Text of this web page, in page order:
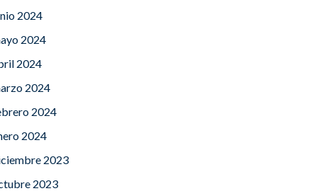
2024
2024
2024
2024
2024
2024
2023
2023